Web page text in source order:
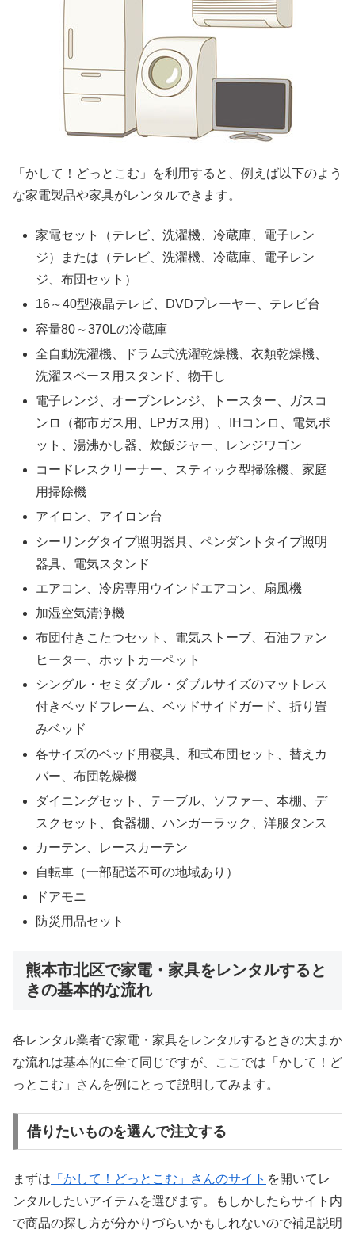
「かして！どっとこむ」を利用すると、例えば以下のよう
な家電製品や家具がレンタルできます。
家電セット（テレビ、洗濯機、冷蔵庫、電子レン
ジ）または（テレビ、洗濯機、冷蔵庫、電子レン
ジ、布団セット）
16～40型液晶テレビ、DVDプレーヤー、テレビ台
容量80～370Lの冷蔵庫
全自動洗濯機、ドラム式洗濯乾燥機、衣類乾燥機、
洗濯スペース用スタンド、物干し
電子レンジ、オーブンレンジ、トースター、ガスコ
ンロ（都市ガス用、LPガス用）、IHコンロ、電気ポ
ット、湯沸かし器、炊飯ジャー、レンジワゴン
コードレスクリーナー、スティック型掃除機、家庭
用掃除機
アイロン、アイロン台
シーリングタイプ照明器具、ペンダントタイプ照明
器具、電気スタンド
エアコン、冷房専用ウインドエアコン、扇風機
加湿空気清浄機
布団付きこたつセット、電気ストーブ、石油ファン
ヒーター、ホットカーペット
シングル・セミダブル・ダブルサイズのマットレス
付きベッドフレーム、ベッドサイドガード、折り畳
みベッド
各サイズのベッド用寝具、和式布団セット、替えカ
バー、布団乾燥機
ダイニングセット、テーブル、ソファー、本棚、デ
スクセット、食器棚、ハンガーラック、洋服タンス
カーテン、レースカーテン
自転車（一部配送不可の地域あり）
ドアモニ
防災用品セット
熊本市北区で家電・家具をレンタルすると
きの基本的な流れ
各レンタル業者で家電・家具をレンタルするときの大まか
な流れは基本的に全て同じですが、ここでは「かして！ど
っとこむ」さんを例にとって説明してみます。
借りたいものを選んで注文する
まずは 「かして！どっとこむ」さんのサイト を開いてレ
ンタルしたいアイテムを選びます。もしかしたらサイト内
で商品の探し方が分かりづらいかもしれないので補足説明